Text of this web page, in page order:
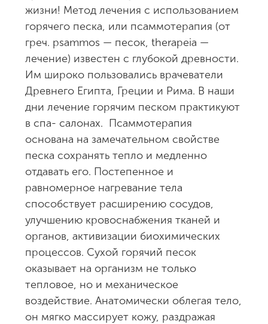
жизни! Метод лечения с использованием
горячего песка, или псаммотерапия (от
греч. psammos — песок, therapeia —
лечение) известен с глубокой древности.
Им широко пользовались врачеватели
Древнего Египта, Греции и Рима. В наши
дни лечение горячим песком практикуют
в спа- салонах. Псаммотерапия
основана на замечательном свойстве
песка сохранять тепло и медленно
отдавать его. Постепенное и
равномерное нагревание тела
способствует расширению сосудов,
улучшению кровоснабжения тканей и
органов, активизации биохимических
процессов. Сухой горячий песок
оказывает на организм не только
тепловое, но и механическое
воздействие. Анатомически облегая тело,
он мягко массирует кожу, раздражая